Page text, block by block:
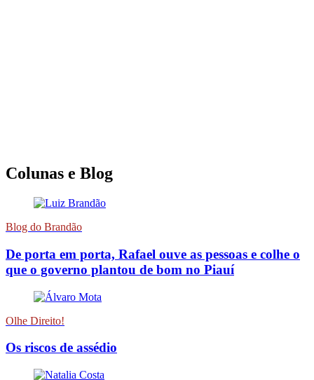
Colunas e Blog
Blog do Brandão
De porta em porta, Rafael ouve as pessoas e colhe o
que o governo plantou de bom no Piauí
Olhe Direito!
Os riscos de assédio